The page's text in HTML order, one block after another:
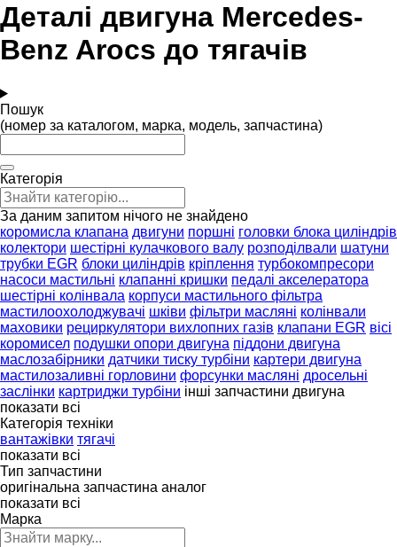
Деталі двигуна Mercedes-
Benz Arocs до тягачів
Пошук
(номер за каталогом, марка, модель, запчастина)
Категорія
За даним запитом нічого не знайдено
коромисла клапана двигуни поршні головки блока циліндрів
колектори шестірні кулачкового валу розподілвали шатуни
трубки EGR блоки циліндрів кріплення турбокомпресори
насоси мастильні клапанні кришки педалі акселератора
шестірні колінвала корпуси мастильного фільтра
мастилоохолоджувачі шківи фільтри масляні колінвали
маховики рециркулятори вихлопних газів клапани EGR вісі
коромисел подушки опори двигуна піддони двигуна
маслозабірники датчики тиску турбіни картери двигуна
мастилозаливні горловини форсунки масляні дросельні
заслінки картриджи турбіни інші запчастини двигуна
показати всі
Категорія техніки
вантажівки тягачі
показати всі
Тип запчастини
оригінальна запчастина аналог
показати всі
Марка